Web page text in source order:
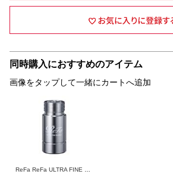
同時購入におすすめのアイテム
画像をタップして一緒にカートへ追加